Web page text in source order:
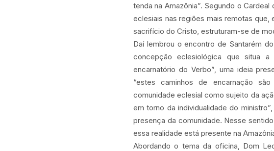
tenda na Amazônia”. Segundo o
eclesiais nas regiões mais remotas
sacrifício do Cristo, estruturam-se de
Daí lembrou o encontro de Santarém
concepção eclesiológica que situa
encarnatório do Verbo”, uma ideia
“estes caminhos de encarnação
comunidade eclesial como sujeito da
em torno da individualidade do
presença da comunidade. Nesse
essa realidade está presente na
Abordando o tema da oficina, Dom